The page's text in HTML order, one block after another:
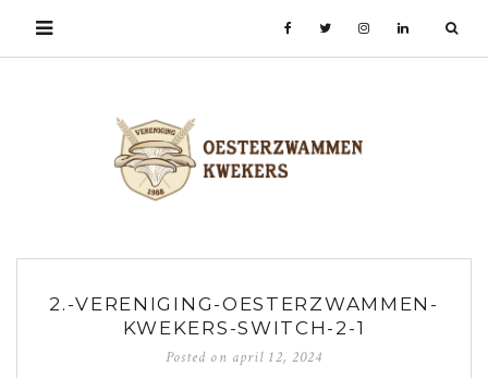
2.-VERENIGING-OESTERZWAMMEN-
KWEKERS-SWITCH-2-1
Posted on april 12, 2024